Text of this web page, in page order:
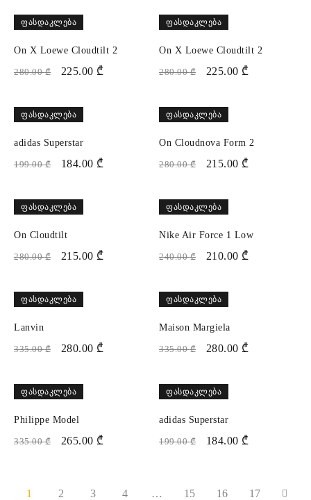
ᲤᲐᲡᲓᲐᲙᲚᲔᲑᲐ
On X Loewe Cloudtilt 2
280.00₾ 225.00 ₾
ᲤᲐᲡᲓᲐᲙᲚᲔᲑᲐ
On X Loewe Cloudtilt 2
280.00₾ 225.00 ₾
ᲤᲐᲡᲓᲐᲙᲚᲔᲑᲐ
adidas Superstar
199.00₾ 184.00 ₾
ᲤᲐᲡᲓᲐᲙᲚᲔᲑᲐ
On Cloudnova Form 2
280.00₾ 215.00 ₾
ᲤᲐᲡᲓᲐᲙᲚᲔᲑᲐ
On Cloudtilt
280.00₾ 215.00 ₾
ᲤᲐᲡᲓᲐᲙᲚᲔᲑᲐ
Nike Air Force 1 Low
240.00₾ 210.00 ₾
ᲤᲐᲡᲓᲐᲙᲚᲔᲑᲐ
Lanvin
335.00₾ 280.00 ₾
ᲤᲐᲡᲓᲐᲙᲚᲔᲑᲐ
Maison Margiela
335.00₾ 280.00 ₾
ᲤᲐᲡᲓᲐᲙᲚᲔᲑᲐ
Philippe Model
335.00₾ 265.00 ₾
ᲤᲐᲡᲓᲐᲙᲚᲔᲑᲐ
adidas Superstar
199.00₾ 184.00 ₾
1 2 3 4 … 15 16 17